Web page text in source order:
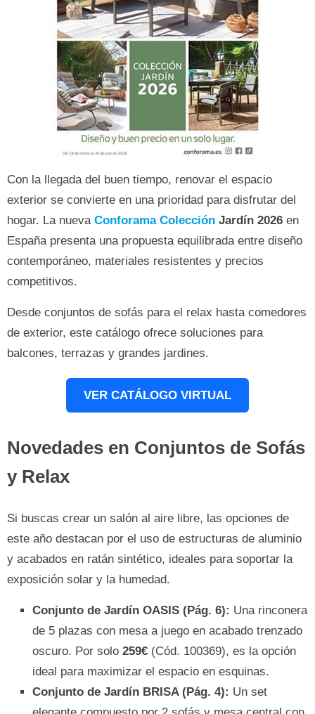
Con la llegada del buen tiempo, renovar el espacio
exterior se convierte en una prioridad para disfrutar del
hogar. La nueva Conforama Colección Jardín 2026 en
España presenta una propuesta equilibrada entre diseño
contemporáneo, materiales resistentes y precios
competitivos.
Desde conjuntos de sofás para el relax hasta comedores
de exterior, este catálogo ofrece soluciones para
balcones, terrazas y grandes jardines.
VER CATÁLOGO VIRTUAL
Novedades en Conjuntos de Sofás
y Relax
Si buscas crear un salón al aire libre, las opciones de
este año destacan por el uso de estructuras de aluminio
y acabados en ratán sintético, ideales para soportar la
exposición solar y la humedad.
Conjunto de Jardín OASIS (Pág. 6): Una rinconera
de 5 plazas con mesa a juego en acabado trenzado
oscuro. Por solo 259€ (Cód. 100369), es la opción
ideal para maximizar el espacio en esquinas.
Conjunto de Jardín BRISA (Pág. 4): Un set